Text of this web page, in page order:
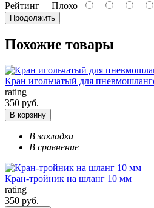
Рейтинг Плохо
Продолжить
Похожие товары
Кран игольчатый для
rating
350 руб.
В корзину
В закладки
В сравнение
Кран-тройник на шланг 10 мм
rating
350 руб.